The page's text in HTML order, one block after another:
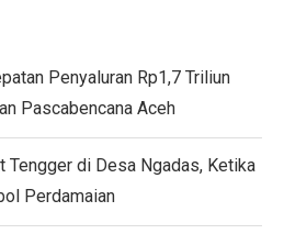
Penyaluran Rp1,7 Triliun
Pascabencana Aceh
Tengger di Desa Ngadas, Ketika
Perdamaian